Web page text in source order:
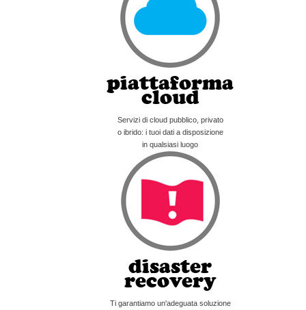
piattaforma
cloud
Servizi di cloud pubblico, privato
o ibrido: i tuoi dati a disposizione
in qualsiasi luogo
disaster
recovery
Ti garantiamo un'adeguata soluzione